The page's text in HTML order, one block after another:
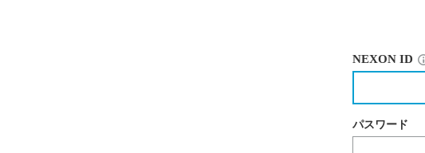
NEXON ID
パスワード